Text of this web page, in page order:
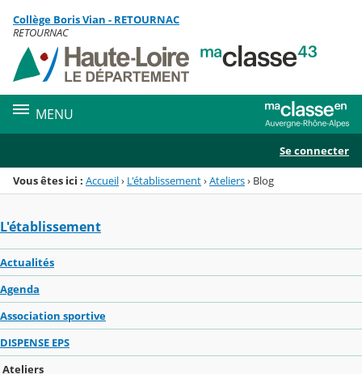
Menu de la rubrique
Contenu
Collège Boris Vian - RETOURNAC
RETOURNAC
MENU
Se connecter
Vous êtes ici : Accueil› L'établissement›Ateliers› Blog
L'établissement
Actualités
Agenda
Association sportive
DISPENSE EPS
Ateliers